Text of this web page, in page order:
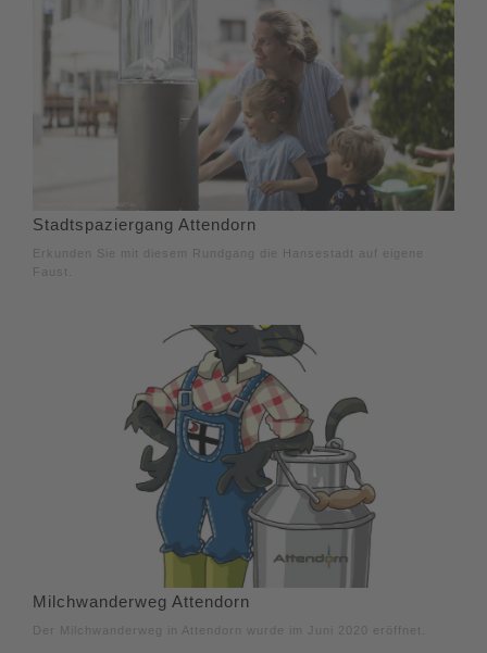
Stadtspaziergang Attendorn
Erkunden Sie mit diesem Rundgang die Hansestadt auf eigene
Faust.
Milchwanderweg Attendorn
Der Milchwanderweg in Attendorn wurde im Juni 2020 eröffnet.